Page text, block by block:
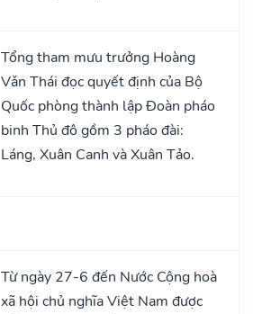
Tổng tham mưu trưởng Hoàng
Vǎn Thái đọc quyết định của Bộ
Quốc phòng thành lập Đoàn pháo
binh Thủ đô gồm 3 pháo đài:
Láng, Xuân Canh và Xuân Tảo.
Từ ngày 27-6 đến Nước Cộng hoà
xã hội chủ nghĩa Việt Nam được